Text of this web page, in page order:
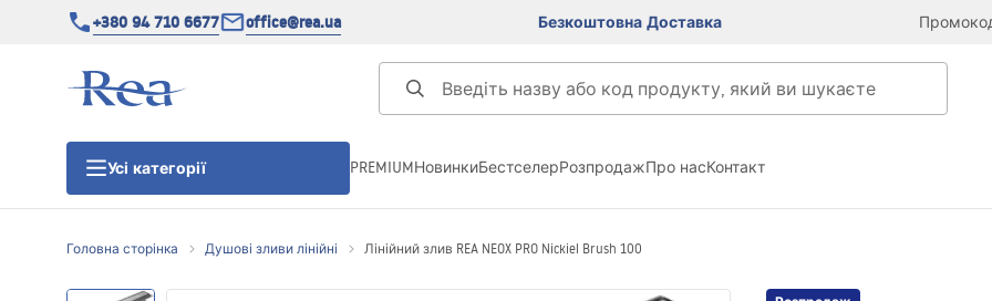
+380 94 710 6677 office@rea.ua Безкоштовна Доставка
Усі категорії PREMIUMНовинкиБестселерРозпродажПро насКонтакт
Головна сторінка Душові зливи лінійні Лінійний злив REA NEOX PRO Nickiel Brush 100